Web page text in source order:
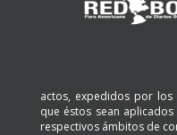
actos, expedidos por los
que éstos sean
respectivos ámbitos de